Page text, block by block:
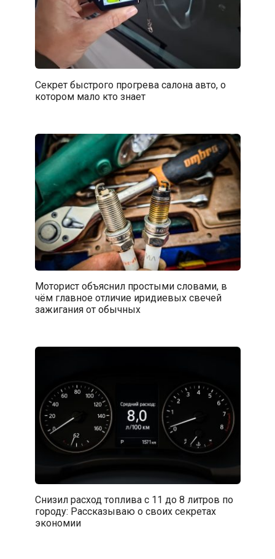
Секрет быстрого прогрева салона авто, о
котором мало кто знает
Моторист объяснил простыми словами, в
чём главное отличие иридиевых свечей
зажигания от обычных
Снизил расход топлива с 11 до 8 литров по
городу: Рассказываю о своих секретах
экономии